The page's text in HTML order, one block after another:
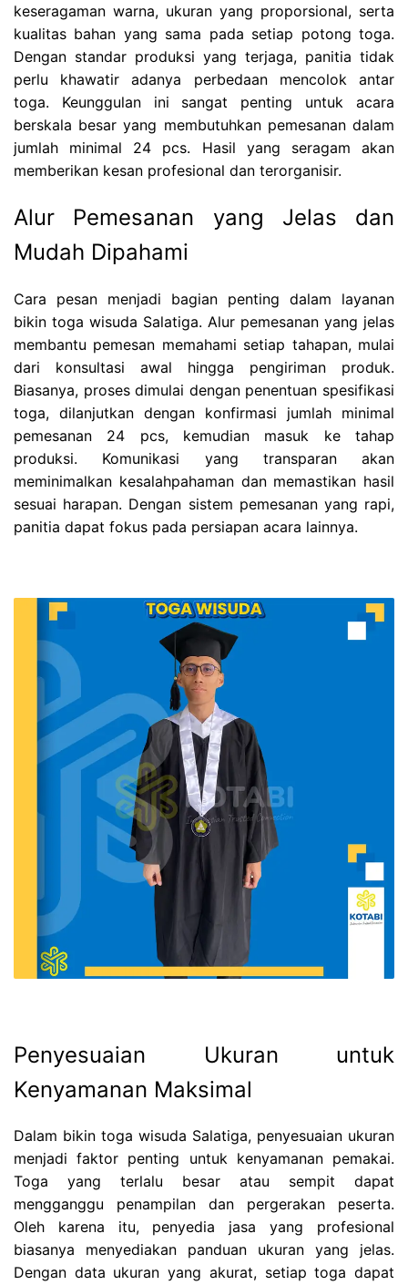
keseragaman warna, ukuran yang proporsional, serta
kualitas bahan yang sama pada setiap potong toga.
Dengan standar produksi yang terjaga, panitia tidak
perlu khawatir adanya perbedaan mencolok antar
toga. Keunggulan ini sangat penting untuk acara
berskala besar yang membutuhkan pemesanan dalam
jumlah minimal 24 pcs. Hasil yang seragam akan
memberikan kesan profesional dan terorganisir.
Alur Pemesanan yang Jelas dan
Mudah Dipahami
Cara pesan menjadi bagian penting dalam layanan
bikin toga wisuda Salatiga. Alur pemesanan yang jelas
membantu pemesan memahami setiap tahapan, mulai
dari konsultasi awal hingga pengiriman produk.
Biasanya, proses dimulai dengan penentuan spesifikasi
toga, dilanjutkan dengan konfirmasi jumlah minimal
pemesanan 24 pcs, kemudian masuk ke tahap
produksi. Komunikasi yang transparan akan
meminimalkan kesalahpahaman dan memastikan hasil
sesuai harapan. Dengan sistem pemesanan yang rapi,
panitia dapat fokus pada persiapan acara lainnya.
Penyesuaian Ukuran untuk
Kenyamanan Maksimal
Dalam bikin toga wisuda Salatiga, penyesuaian ukuran
menjadi faktor penting untuk kenyamanan pemakai.
Toga yang terlalu besar atau sempit dapat
mengganggu penampilan dan pergerakan peserta.
Oleh karena itu, penyedia jasa yang profesional
biasanya menyediakan panduan ukuran yang jelas.
Dengan data ukuran yang akurat, setiap toga dapat